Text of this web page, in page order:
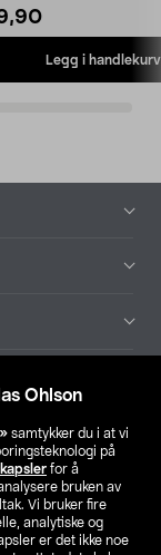
Ohlson
samtykker du i at vi
på
for å
bruken av
Vi bruker fire
analytiske og
er det ikke noe
Legg i handlekurv